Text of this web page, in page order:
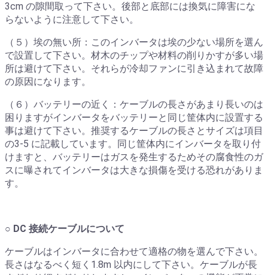
3cm の隙間取って下さい。後部と底部には換気に障害にな
らないように注意して下さい。
（５）埃の無い所：このインバータは埃の少ない場所を選ん
で設置して下さい。材木のチップや材料の削りかすが多い場
所は避けて下さい。それらが冷却ファンに引き込まれて故障
の原因になります。
（６）バッテリーの近く：ケーブルの長さがあまり長いのは
困りますがインバータをバッテリーと同じ筐体内に設置する
事は避けて下さい。推奨するケーブルの長さとサイズは項目
の3-5 に記載しています。同じ筐体内にインバータを取り付
けますと、バッテリーはガスを発生するためその腐食性のガ
スに曝されてインバータは大きな損傷を受ける恐れがありま
す。
○ DC 接続ケーブルについて
ケーブルはインバータに合わせて適格の物を選んで下さい。
長さはなるべく短く1.8m 以内にして下さい。ケーブルが長